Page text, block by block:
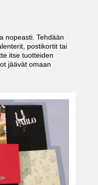
nopeasti. Tehdään
postikortit tai
itse tuotteiden
jäävät omaan